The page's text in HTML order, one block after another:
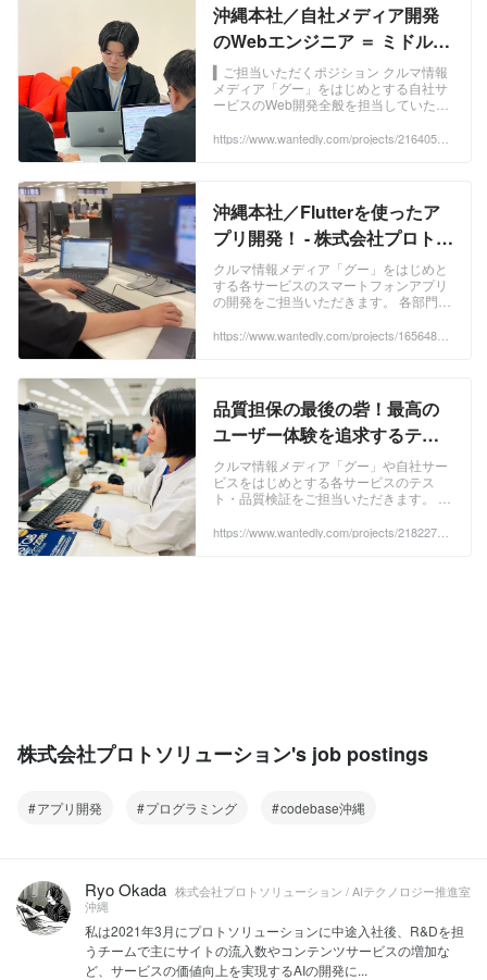
沖縄本社／自社メディア開発
のWebエンジニア ＝ ミドル層
＝ を募集 - 株式会社プロトソ
リューションのWebエンジニ
アの採用 - Wantedly
▍ご担当いただくポジション クルマ情報
メディア「グー」をはじめとする自社サ
ービスのWeb開発全般を担当していただ
https://www.wantedly.com/projects/2164050?
沖縄本社／Flutterを使ったア
プリ開発！ - 株式会社プロトソ
リューションのモバイルエン
ジニアの採用 - Wantedly
クルマ情報メディア「グー」をはじめと
する各サービスのスマートフォンアプリ
の開発をご担当いただきます。 各部門か
https://www.wantedly.com/projects/1656486?
品質担保の最後の砦！最高の
ユーザー体験を追求するテス
トエンジニアを募集 - 株式会社
プロトソリューションのWeb
エンジニアの採用 - Wantedly
クルマ情報メディア「グー」や自社サー
ビスをはじめとする各サービスのテス
ト・品質検証をご担当いただきます。 各
https://www.wantedly.com/projects/2182276?
株式会社プロトソリューション's job postings
アプリ開発 プログラミング codebase沖縄
Ryo Okada 株式会社プロトソリューション / AIテクノロジー推進室
沖縄
私は2021年3月にプロトソリューションに中途入社後、R&Dを担
うチームで主にサイトの流入数やコンテンツサービスの増加な
ど、サービスの価値向上を実現するAIの開発に...